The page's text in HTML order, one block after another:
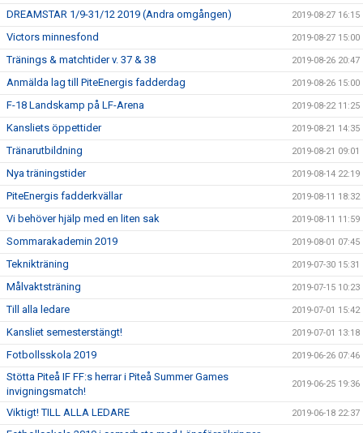
DREAMSTAR 1/9-31/12 2019 (Andra omgången) 2019-08-27 16:15
Victors minnesfond 2019-08-27 15:00
Tränings & matchtider v. 37 & 38 2019-08-26 20:47
Anmälda lag till PiteEnergis fadderdag 2019-08-26 15:00
F-18 Landskamp på LF-Arena 2019-08-22 11:25
Kansliets öppettider 2019-08-21 14:35
Tränarutbildning 2019-08-21 09:01
Nya träningstider 2019-08-14 22:19
PiteEnergis fadderkvällar 2019-08-11 18:32
Vi behöver hjälp med en liten sak 2019-08-11 11:59
Sommarakademin 2019 2019-08-01 07:45
Teknikträning 2019-07-30 15:31
Målvaktsträning 2019-07-15 10:23
Till alla ledare 2019-07-01 15:42
Kansliet semesterstängt! 2019-07-01 13:18
Fotbollsskola 2019 2019-06-26 07:46
Stötta Piteå IF FF:s herrar i Piteå Summer Games
invigningsmatch!
2019-06-25 19:36
Viktigt! TILL ALLA LEDARE 2019-06-18 22:37